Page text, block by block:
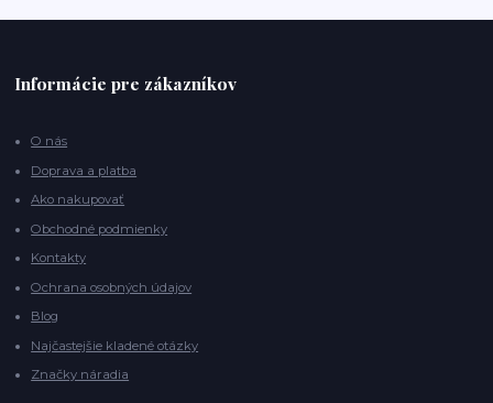
Informácie pre zákazníkov
O nás
Doprava a platba
Ako nakupovať
Obchodné podmienky
Kontakty
Ochrana osobných údajov
Blog
Najčastejšie kladené otázky
Značky náradia